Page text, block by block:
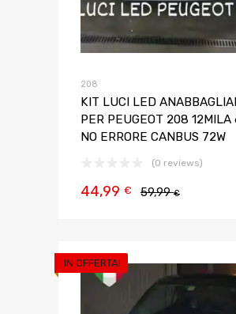
208
KIT LUCI LED
PER PEUGEOT 208
NO ERRORE CANBUS 72W
(0 reviews)
59,99€
44,99 €
IN OFFERTA!